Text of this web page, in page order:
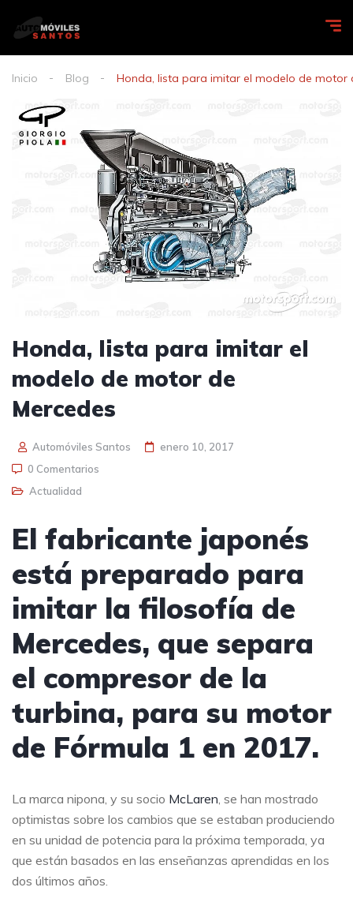
Inicio Blog Honda, lista para imitar el modelo de motor
Honda, lista para imitar el
modelo de motor de
Mercedes
Automóviles Santos
enero 10, 2017
0 Comentarios
Actualidad
El fabricante japonés
está preparado para
imitar la filosofía de
Mercedes, que separa
el compresor de la
turbina, para su motor
de Fórmula 1 en 2017.
La marca nipona, y su socio McLaren, se han mostrado
optimistas sobre los cambios que se estaban produciendo
en su unidad de potencia para la próxima temporada, ya
que están basados en las enseñanzas aprendidas en los
dos últimos años.